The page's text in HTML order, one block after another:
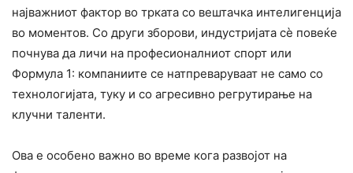
најважниот фактор во трката со вештачка интелигенција
во моментов. Со други зборови, индустријата сè повеќе
почнува да личи на професионалниот спорт или
Формула 1: компаниите се натпреваруваат не само со
технологијата, туку и со агресивно регрутирање на
клучни таленти.
Ова е особено важно во време кога развојот на